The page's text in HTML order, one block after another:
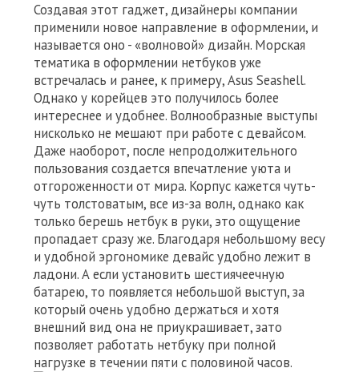
Создавая этот гаджет, дизайнеры компании
применили новое направление в оформлении, и
называется оно - «волновой» дизайн. Морская
тематика в оформлении нетбуков уже
встречалась и ранее, к примеру, Asus Seashell.
Однако у корейцев это получилось более
интереснее и удобнее. Волнообразные выступы
нисколько не мешают при работе с девайсом.
Даже наоборот, после непродолжительного
пользования создается впечатление уюта и
отгороженности от мира. Корпус кажется чуть-
чуть толстоватым, все из-за волн, однако как
только берешь нетбук в руки, это ощущение
пропадает сразу же. Благодаря небольшому весу
и удобной эргономике девайс удобно лежит в
ладони. А если установить шестиячеечную
батарею, то появляется небольшой выступ, за
который очень удобно держаться и хотя
внешний вид она не приукрашивает, зато
позволяет работать нетбуку при полной
нагрузке в течении пяти с половиной часов.